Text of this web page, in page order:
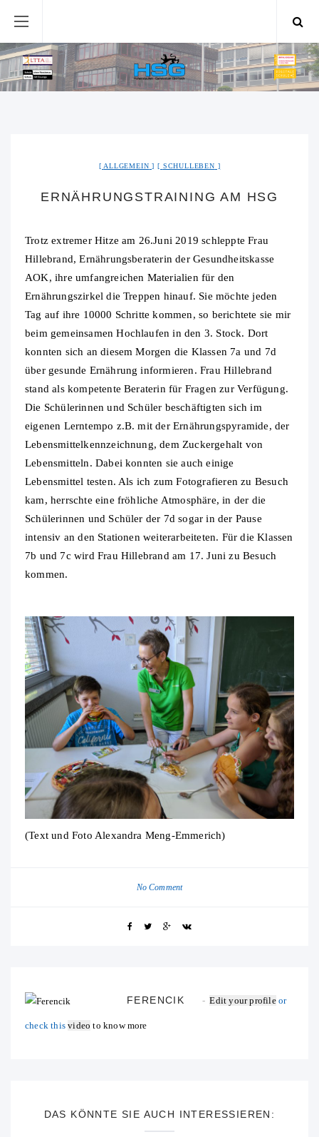
ALLGEMEIN SCHULLEBEN
ERNÄHRUNGSTRAINING AM HSG
Trotz extremer Hitze am 26.Juni 2019 schleppte Frau
Hillebrand, Ernährungsberaterin der Gesundheitskasse
AOK, ihre umfangreichen Materialien für den
Ernährungszirkel die Treppen hinauf. Sie möchte jeden
Tag auf ihre 10000 Schritte kommen, so berichtete sie mir
beim gemeinsamen Hochlaufen in den 3. Stock. Dort
konnten sich an diesem Morgen die Klassen 7a und 7d
über gesunde Ernährung informieren. Frau Hillebrand
stand als kompetente Beraterin für Fragen zur Verfügung.
Die Schülerinnen und Schüler beschäftigten sich im
eigenen Lerntempo z.B. mit der Ernährungspyramide, der
Lebensmittelkennzeichnung, dem Zuckergehalt von
Lebensmitteln. Dabei konnten sie auch einige
Lebensmittel testen. Als ich zum Fotografieren zu Besuch
kam, herrschte eine fröhliche Atmosphäre, in der die
Schülerinnen und Schüler der 7d sogar in der Pause
intensiv an den Stationen weiterarbeiteten. Für die Klassen
7b und 7c wird Frau Hillebrand am 17. Juni zu Besuch
kommen.
(Text und Foto Alexandra Meng-Emmerich)
No Comment
FERENCIK Edit your profileor
check thisvideo to know more
DAS KÖNNTE SIE AUCH INTERESSIEREN: